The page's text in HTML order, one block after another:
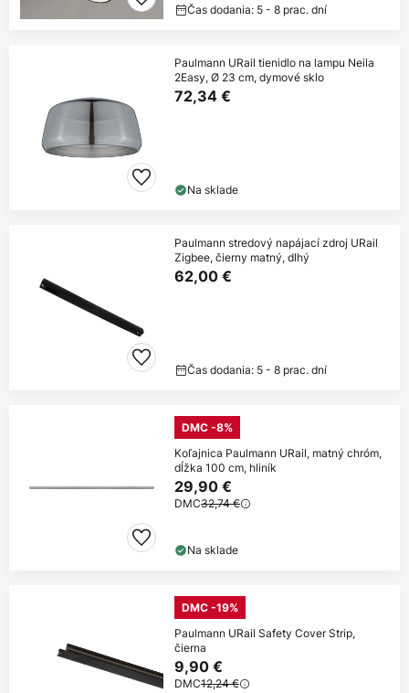
Čas dodania: 5 - 8 prac. dní
Paulmann URail tienidlo na lampu Neila
2Easy, Ø 23 cm, dymové sklo
72,34 €
Na sklade
Paulmann stredový napájací zdroj URail
Zigbee, čierny matný, dlhý
62,00 €
Čas dodania: 5 - 8 prac. dní
DMC -8%
Koľajnica Paulmann URail, matný chróm,
dĺžka 100 cm, hliník
29,90 €
DMC32,74 €
Na sklade
DMC -19%
Paulmann URail Safety Cover Strip,
čierna
9,90 €
DMC12,24 €